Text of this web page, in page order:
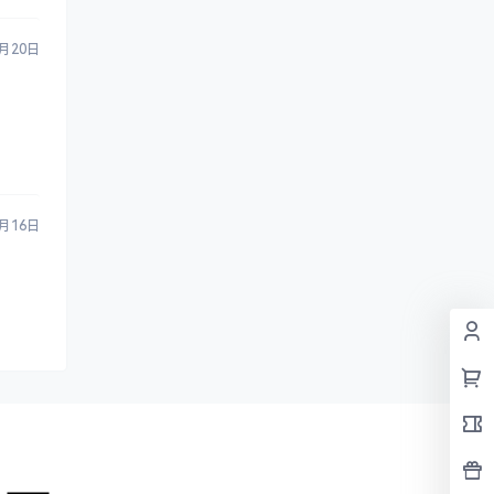
20日
16日